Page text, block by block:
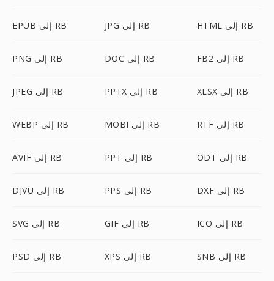
EPUB إلى RB JPG إلى RB HTML إلى RB
PNG إلى RB DOC إلى RB FB2 إلى RB
JPEG إلى RB PPTX إلى RB XLSX إلى RB
WEBP إلى RB MOBI إلى RB RTF إلى RB
AVIF إلى RB PPT إلى RB ODT إلى RB
DJVU إلى RB PPS إلى RB DXF إلى RB
SVG إلى RB GIF إلى RB ICO إلى RB
PSD إلى RB XPS إلى RB SNB إلى RB